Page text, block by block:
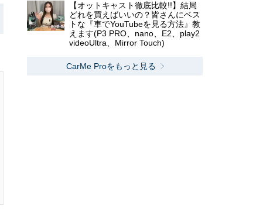
【オットキャスト徹底比較!!】結局
どれを買えばいいの？皆さんにベス
トな『車でYouTubeを見る方法』教
えます(P3 PRO、nano、E2、play2
videoUltra、Mirror Touch)
CarMe Proをもっと見る